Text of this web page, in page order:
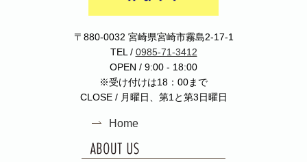
〒880-0032 宮崎県宮崎市霧島2-17-1
TEL / 0985-71-3412
OPEN / 9:00 - 18:00
※受け付けは18：00まで
CLOSE / 月曜日、第1と第3日曜日
Home